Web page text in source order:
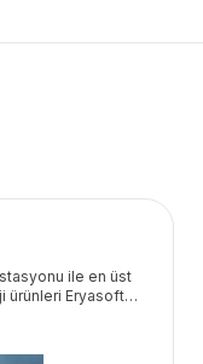
ile en üst
ürünleri Eryasoft